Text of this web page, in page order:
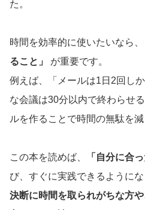
た。
時間を効率的に使いたいなら、
ること」
が重要です。
例えば、「メールは1日2回し
な会議は30分以内で終わらせ
ルを作ることで時間の無駄を減
この本を読めば、 「自分に合
び、すぐに実践できるようにな
決断に時間を取られがちな方